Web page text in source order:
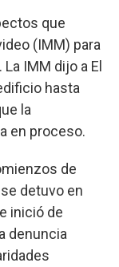
que
(IMM) para
IMM dijo a El
hasta
la
en proceso.
de
detuvo en
inició de
denuncia